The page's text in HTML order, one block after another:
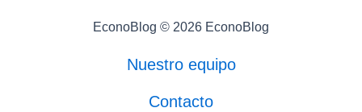
EconoBlog © 2026 EconoBlog
Nuestro equipo
Contacto